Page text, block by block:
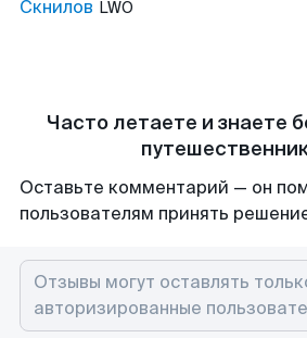
Скнилов LWO
Часто летаете и знаете
Оставьте комментарий — он
пользователям принять